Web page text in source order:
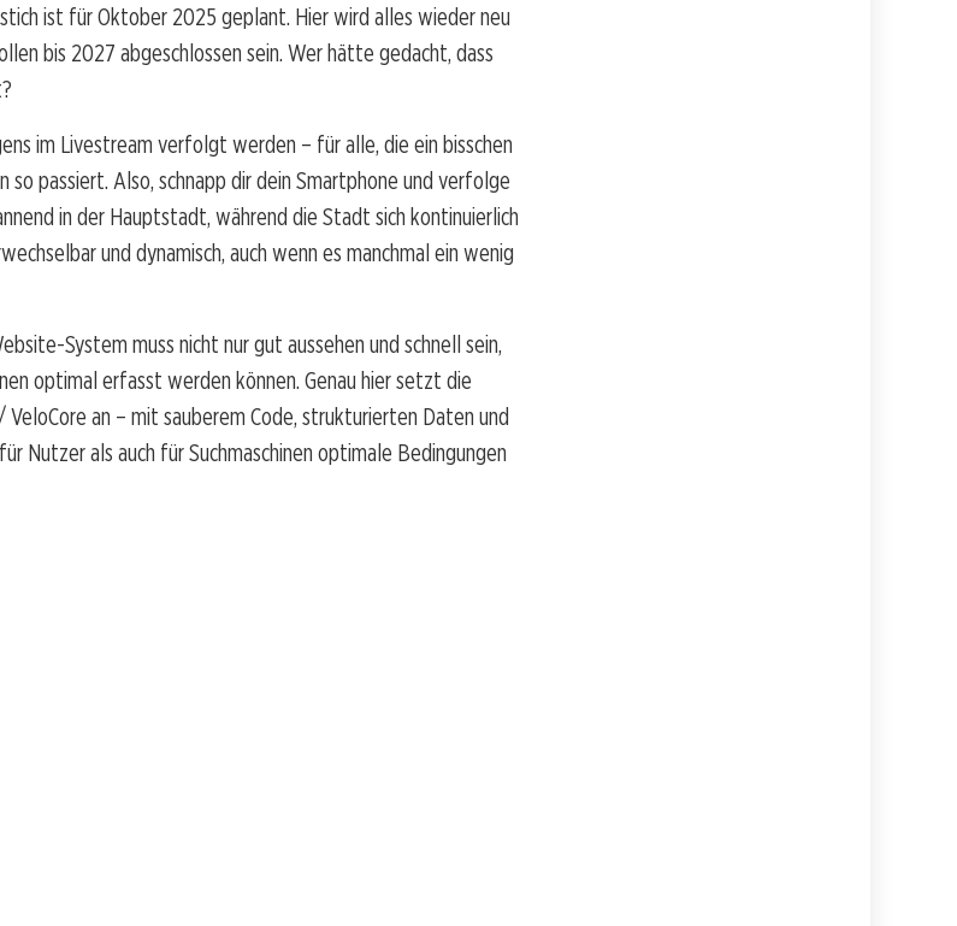
ist für Oktober 2025 geplant. Hier wird alles wieder neu
bis 2027 abgeschlossen sein. Wer hätte gedacht, dass
im Livestream verfolgt werden – für alle, die ein bisschen
so passiert. Also, schnapp dir dein Smartphone und verfolge
in der Hauptstadt, während die Stadt sich kontinuierlich
und dynamisch, auch wenn es manchmal ein wenig
System muss nicht nur gut aussehen und schnell sein,
optimal erfasst werden können. Genau hier setzt die
an – mit sauberem Code, strukturierten Daten und
Nutzer als auch für Suchmaschinen optimale Bedingungen